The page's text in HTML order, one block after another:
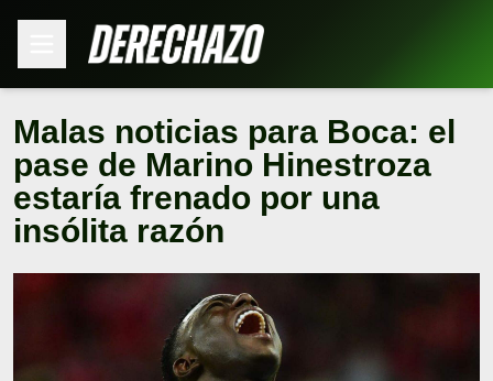
Malas noticias para Boca: el
pase de Marino Hinestroza
estaría frenado por una
insólita razón